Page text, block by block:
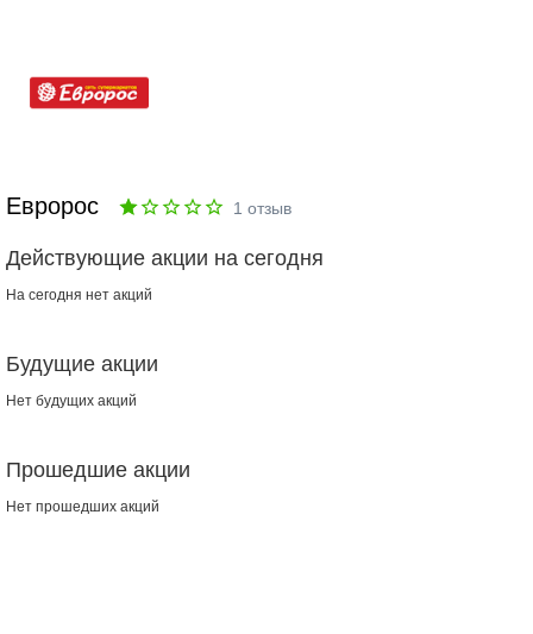
Евророс 1 отзыв
Действующие акции на сегодня
На сегодня нет акций
Будущие акции
Нет будущих акций
Прошедшие акции
Нет прошедших акций